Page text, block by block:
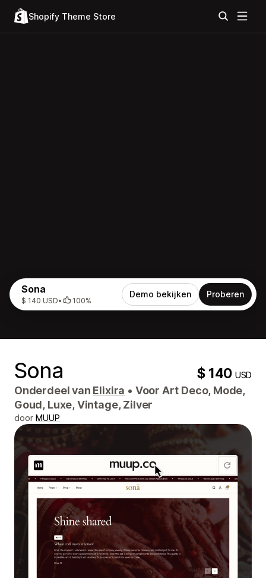
Shopify Theme Store
Sona
$ 140 USD• 100%
Demo bekijken Proberen
Sona $ 140USD
Onderdeel van Elixira • Voor Art Deco, Mode,
Goud, Luxe, Vintage, Zilver
door MUUP